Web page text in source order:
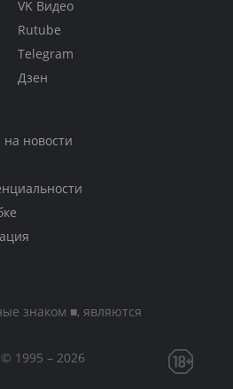
VK Видео
Rutube
Telegram
Дзен
новости
знаком ■, являются
1995 – 2026